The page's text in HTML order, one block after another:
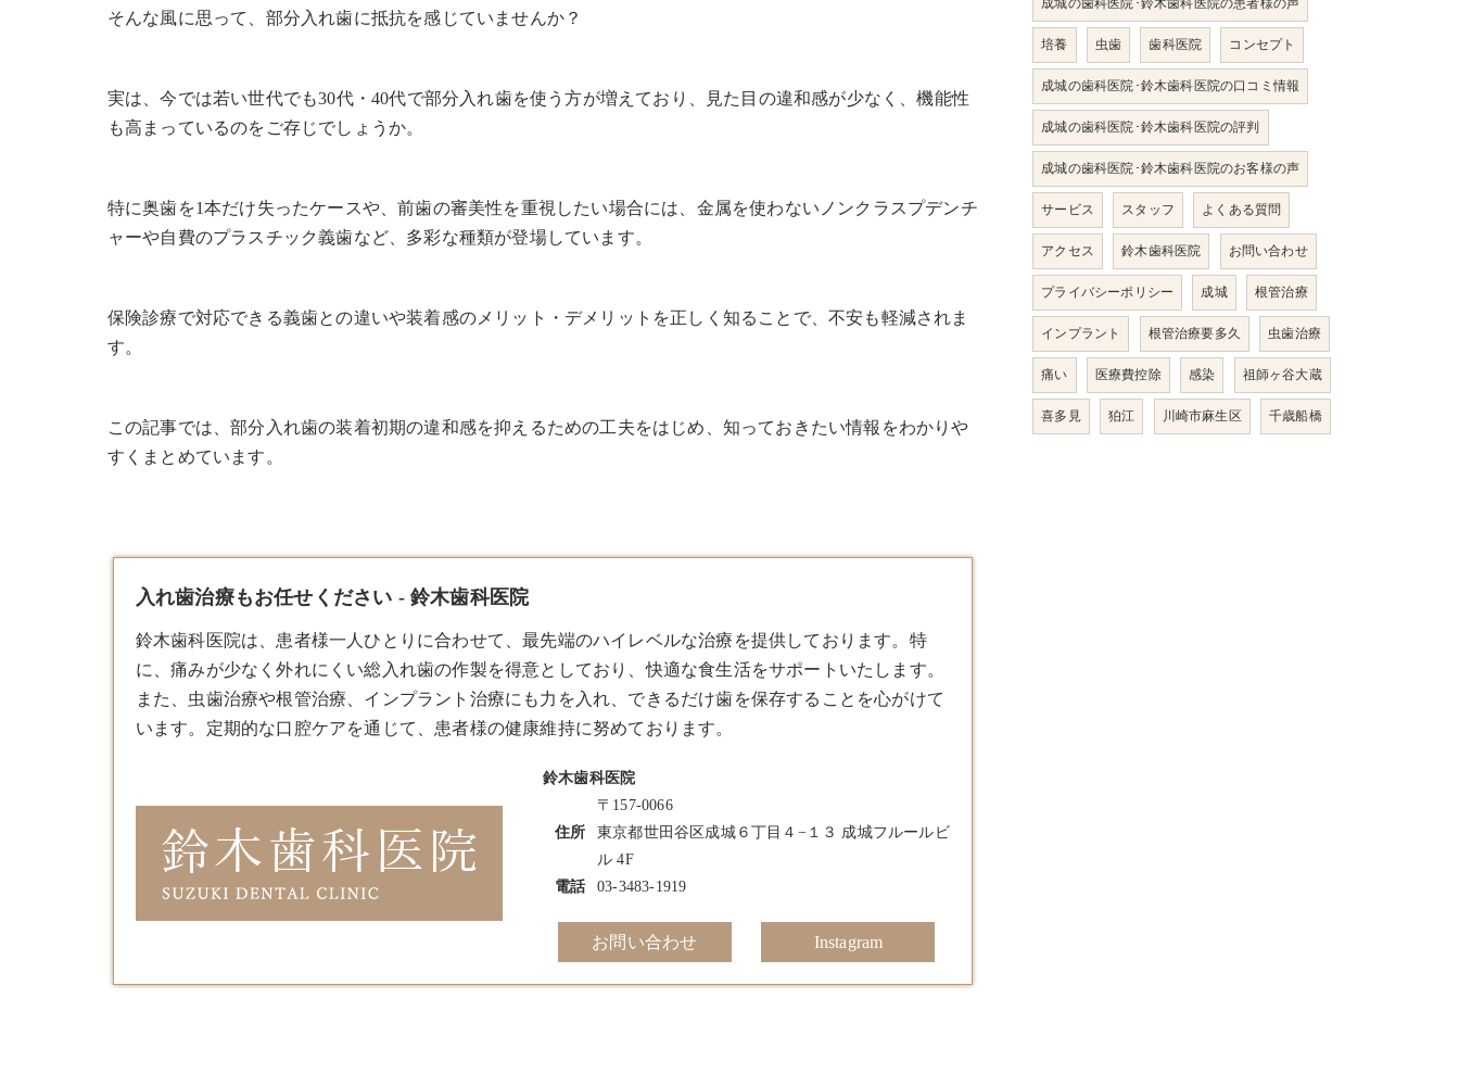
そんな風に思って、部分入れ歯に抵抗を感じていませんか？
実は、今では若い世代でも30代・40代で部分入れ歯を使う方が増えており、見た目の違和感が少なく、機能性
も高まっているのをご存じでしょうか。
特に奥歯を1本だけ失ったケースや、前歯の審美性を重視したい場合には、金属を使わないノンクラスプデンチ
ャーや自費のプラスチック義歯など、多彩な種類が登場しています。
保険診療で対応できる義歯との違いや装着感のメリット・デメリットを正しく知ることで、不安も軽減されま
す。
この記事では、部分入れ歯の装着初期の違和感を抑えるための工夫をはじめ、知っておきたい情報をわかりや
すくまとめています。
入れ歯治療もお任せください - 鈴木歯科医院
鈴木歯科医院は、患者様一人ひとりに合わせて、最先端のハイレベルな治療を提供しております。​特
に、痛みが少なく外れにくい総 入れ歯の作製を得意としており、快適な食生活をサポートいたします。​
また、虫歯治療や根管治療、インプラント治療にも力を入れ、できるだけ歯を保存することを心がけて
います。​定期的な口腔ケアを通じて、患者様の健康維持に努めております。
鈴木歯科医院
住所
〒157-0066
東京都世田谷区成城６丁目４−１３ 成城フルールビ
ル 4F
電話
03-3483-1919
お問い合わせ Instagram
成城の歯科医院･鈴木歯科医院の患者様の声
培養 虫歯 歯科医院 コンセプト
成城の歯科医院･鈴木歯科医院の口コミ情報
成城の歯科医院･鈴木歯科医院の評判
成城の歯科医院･鈴木歯科医院のお客様の声
サービス スタッフ よくある質問
アクセス 鈴木歯科医院 お問い合わせ
プライバシーポリシー 成城 根管治療
インプラント 根管治療要多久 虫歯治療
痛い 医療費控除 感染 祖師ヶ谷大蔵
喜多見 狛江 川崎市麻生区 千歳船橋